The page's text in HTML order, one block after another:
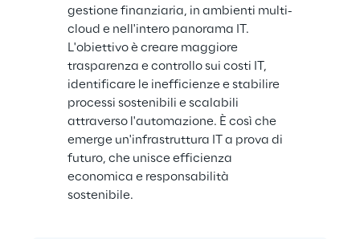
gestione finanziaria, in ambienti multi-
cloud e nell'intero panorama IT.
L'obiettivo è creare maggiore
trasparenza e controllo sui costi IT,
identificare le inefficienze e stabilire
processi sostenibili e scalabili
attraverso l'automazione. È così che
emerge un'infrastruttura IT a prova di
futuro, che unisce efficienza
economica e responsabilità
sostenibile.